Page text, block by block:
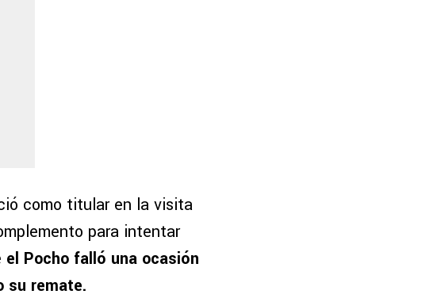
como titular en la visita
para intentar
el Pocho falló una ocasión
su remate.